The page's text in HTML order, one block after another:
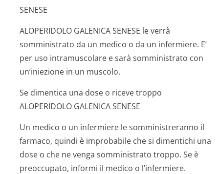
SENESE
ALOPERIDOLO GALENICA SENESE le verrà
somministrato da un medico o da un infermiere. E’
per uso intramuscolare e sarà somministrato con
un’iniezione in un muscolo.
Se dimentica una dose o riceve troppo
ALOPERIDOLO GALENICA SENESE
Un medico o un infermiere le somministreranno il
farmaco, quindi è improbabile che si dimentichi una
dose o che ne venga somministrato troppo. Se è
preoccupato, informi il medico o l’infermiere.